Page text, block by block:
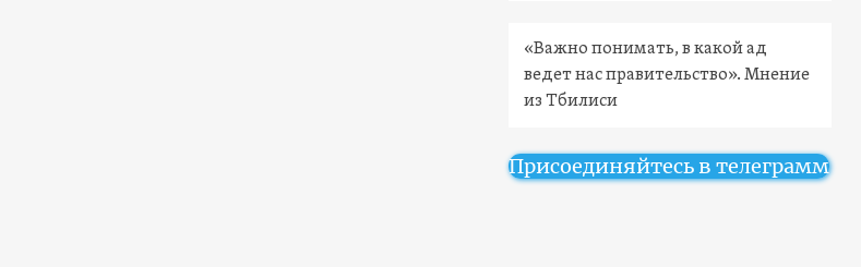
«Важно понимать, в какой ад
ведет нас правительство». Мнение
из Тбилиси
Присоединяйтесь в телеграмм